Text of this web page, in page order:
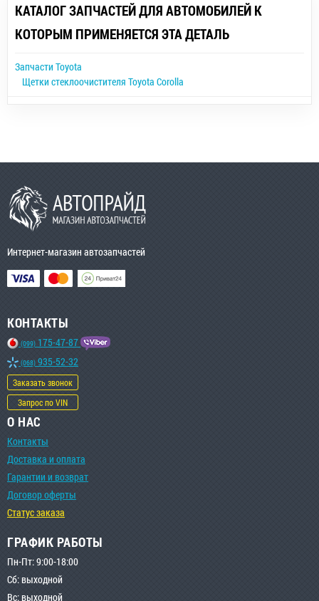
КАТАЛОГ ЗАПЧАСТЕЙ ДЛЯ АВТОМОБИЛЕЙ К
КОТОРЫМ ПРИМЕНЯЕТСЯ ЭТА ДЕТАЛЬ
Запчасти Toyota
Щетки стеклоочистителя Toyota Corolla
Интернет-магазин автозапчастей
КОНТАКТЫ
(099) 175-47-87
(068) 935-52-32
Заказать звонок
Запрос по VIN
О НАС
Контакты
Доставка и оплата
Гарантии и возврат
Договор оферты
Статус заказа
ГРАФИК РАБОТЫ
Пн-Пт: 9:00-18:00
Сб: выходной
Вс: выходной